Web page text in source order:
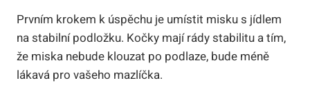
Prvním krokem k úspěchu je umístit misku s jídlem
na stabilní podložku. Kočky mají rády stabilitu a tím,
že miska nebude klouzat po podlaze, bude méně
lákavá pro vašeho mazlíčka.